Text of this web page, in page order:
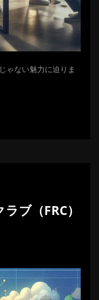
ゃない魅力に迫りま
ブ（FRC）